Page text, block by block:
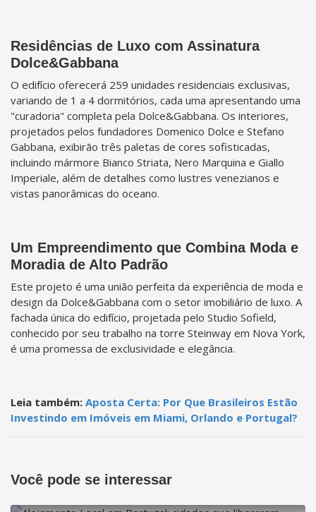
Residências de Luxo com Assinatura
Dolce&Gabbana
O edifício oferecerá 259 unidades residenciais exclusivas,
variando de 1 a 4 dormitórios, cada uma apresentando uma
"curadoria" completa pela Dolce&Gabbana. Os interiores,
projetados pelos fundadores Domenico Dolce e Stefano
Gabbana, exibirão três paletas de cores sofisticadas,
incluindo mármore Bianco Striata, Nero Marquina e Giallo
Imperiale, além de detalhes como lustres venezianos e
vistas panorâmicas do oceano.
Um Empreendimento que Combina Moda e
Moradia de Alto Padrão
Este projeto é uma união perfeita da experiência de moda e
design da Dolce&Gabbana com o setor imobiliário de luxo. A
fachada única do edifício, projetada pelo Studio Sofield,
conhecido por seu trabalho na torre Steinway em Nova York,
é uma promessa de exclusividade e elegância.
Leia também: Aposta Certa: Por Que Brasileiros Estão
Investindo em Imóveis em Miami, Orlando e Portugal?
Você pode se interessar